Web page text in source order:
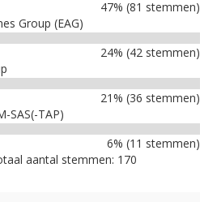
47% (81 stemmen)
Group (EAG)
24% (42 stemmen)
21% (36 stemmen)
SAS(-TAP)
6% (11 stemmen)
aantal stemmen: 170